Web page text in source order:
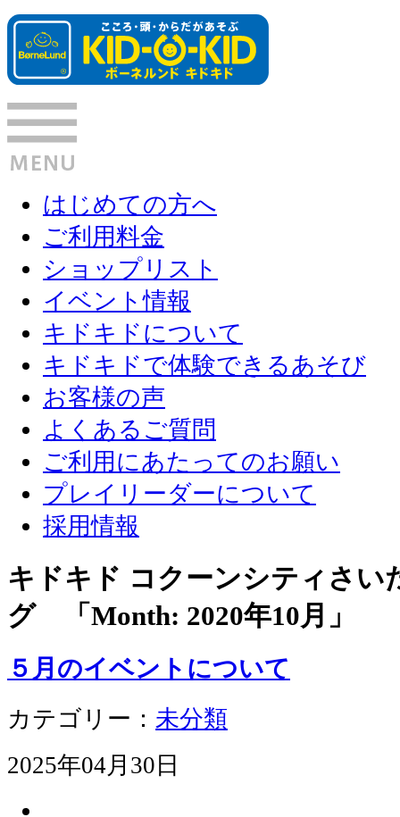
はじめての方へ
ご利用料金
ショップリスト
イベント情報
キドキドについて
キドキドで体験できるあそび
お客様の声
よくあるご質問
ご利用にあたってのお願い
プレイリーダーについて
採用情報
キドキド コクーンシティさい
グ 「Month: 2020年10月 」
５月のイベントについて
カテゴリー： 未分類
2025年04月30日